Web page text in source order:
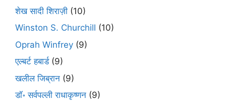
शेख सादी शिराज़ी (10)
Winston S. Churchill (10)
Oprah Winfrey (9)
एल्बर्ट हबार्ड(9)
खलील जिब्रान (9)
डॉ॰ सर्वपल्ली राधाकृष्णन (9)